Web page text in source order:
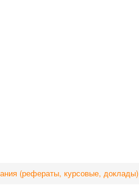
(рефераты, курсовые, доклады)